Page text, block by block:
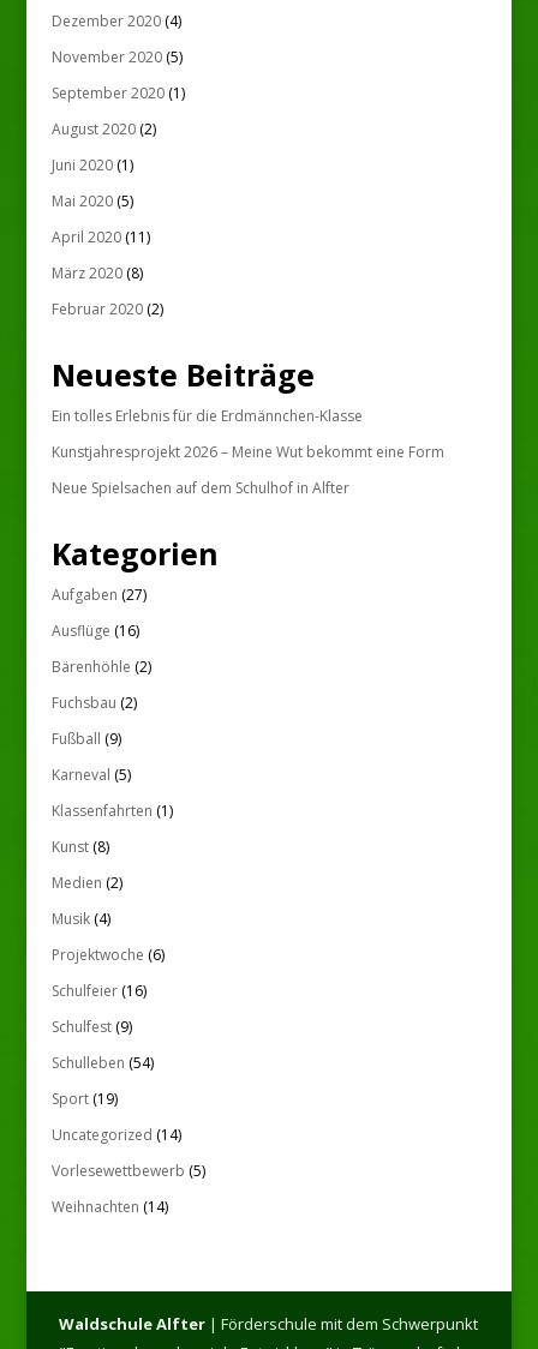
Dezember 2020(4)
November 2020(5)
September 2020(1)
August 2020(2)
Juni 2020(1)
Mai 2020(5)
April 2020(11)
März 2020(8)
Februar 2020(2)
Neueste Beiträge
Ein tolles Erlebnis für die Erdmännchen-Klasse
Kunstjahresprojekt 2026 – Meine Wut bekommt eine Form
Neue Spielsachen auf dem Schulhof in Alfter
Kategorien
Aufgaben (27)
Ausflüge (16)
Bärenhöhle (2)
Fuchsbau (2)
Fußball (9)
Karneval (5)
Klassenfahrten (1)
Kunst(8)
Medien (2)
Musik(4)
Projektwoche (6)
Schulfeier(16)
Schulfest(9)
Schulleben (54)
Sport(19)
Uncategorized (14)
Vorlesewettbewerb (5)
Weihnachten (14)
Waldschule Alfter | Förderschule mit dem Schwerpunkt